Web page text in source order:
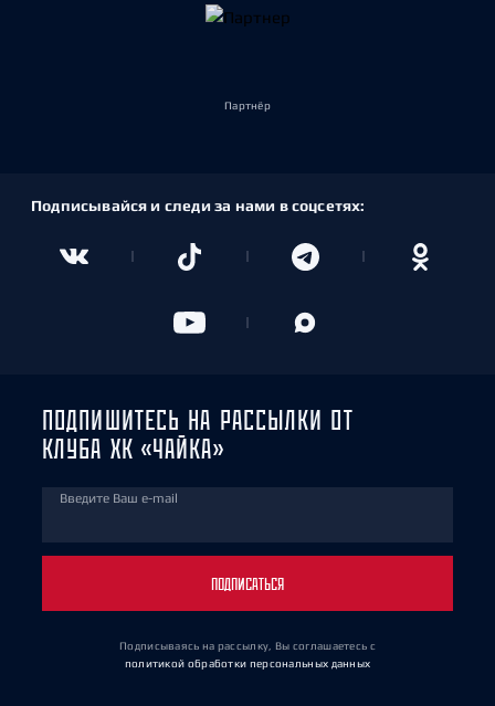
Партнёр
Подписывайся и следи за нами в соцсетях:
ПОДПИШИТЕСЬ НА РАССЫЛКИ ОТ
КЛУБА ХК «ЧАЙКА»
Введите Ваш e-mail
ПОДПИСАТЬСЯ
Подписываясь на рассылку, Вы соглашаетесь с
политикой обработки персональных данных